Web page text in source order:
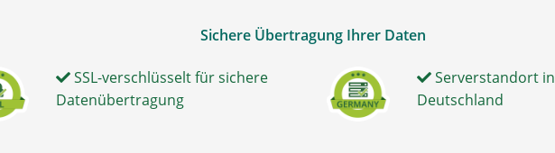
Sichere Übertragung Ihrer Daten
SSL-verschlüsselt für sichere
Datenübertragung
Serverstandort in
Deutschland